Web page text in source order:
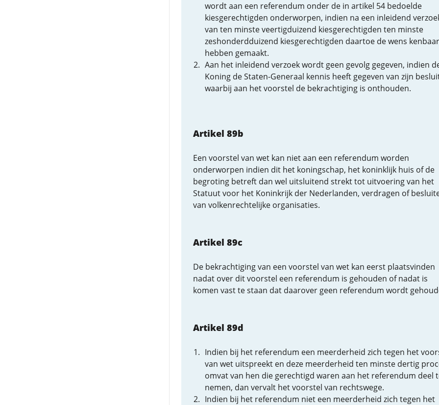
wordt aan een referendum onder de in artikel 54 bedoelde
kiesgerechtigden onderworpen, indien na een inleidend
van ten minste veertigduizend kiesgerechtigden ten minste
zeshonderdduizend kiesgerechtigden daartoe de wens kenbaar
hebben gemaakt.
Aan het inleidend verzoek wordt geen gevolg gegeven, indien
Koning de Staten-Generaal kennis heeft gegeven van zijn
waarbij aan het voorstel de bekrachtiging is onthouden.
Artikel 89b
Een voorstel van wet kan niet aan een referendum worden
onderworpen indien dit het koningschap, het koninklijk huis of de
begroting betreft dan wel uitsluitend strekt tot uitvoering van het
Statuut voor het Koninkrijk der Nederlanden, verdragen of
van volkenrechtelijke organisaties.
Artikel 89c
De bekrachtiging van een voorstel van wet kan eerst plaatsvinden
nadat over dit voorstel een referendum is gehouden of nadat is
komen vast te staan dat daarover geen referendum wordt
Artikel 89d
Indien bij het referendum een meerderheid zich tegen het
van wet uitspreekt en deze meerderheid ten minste dertig
omvat van hen die gerechtigd waren aan het referendum deel
nemen, dan vervalt het voorstel van rechtswege.
Indien bij het referendum niet een meerderheid zich tegen het